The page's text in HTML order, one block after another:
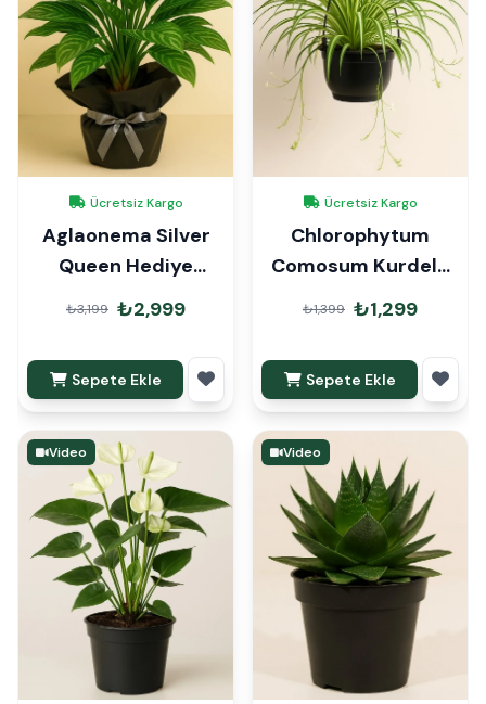
Ücretsiz Kargo
Aglaonema Silver
Queen Hediye
Paketli
₺3,199 ₺2,999
Sepete Ekle
Ücretsiz Kargo
Chlorophytum
Comosum Kurdele
Askılı
₺1,399 ₺1,299
Sepete Ekle
Video Video